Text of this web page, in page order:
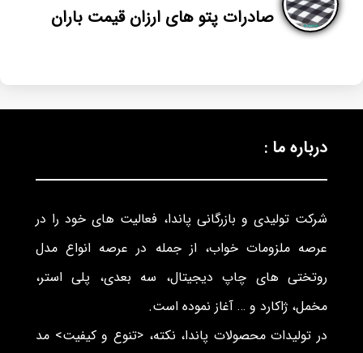
صادرات پتو های ارزان قیمت باران
درباره ما :
شرکت تولیدی و بازرگانی پاندا، فعالیت های خود را در
عرصه ملزومات خواب، از جمله در عرصه انواع مدل
روتختی های چاپ دیجیتال، سه بعدی، پلی استر،
مخمل، ژاکارد و … آغاز نموده است.
در تولیدات محصولات پاندا، نکته، <تنوع و کیفیت> مد